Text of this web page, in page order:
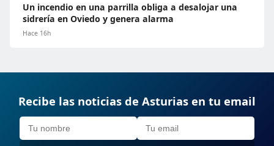
Un incendio en una parrilla obliga a desalojar una
sidrería en Oviedo y genera alarma
Hace 16h
Recibe las noticias de Asturias en tu email